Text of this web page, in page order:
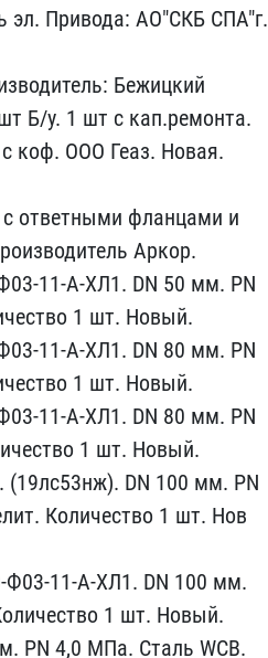
эл. При​вода: АО"СКБ СПА"г.
Бежицкий
Б/у. 1 шт с кап.​ремонта.
коф. ООО Геаз. Новая.
ответными фланц​ами и
Аркор.
11-А-ХЛ1. D​N 50 мм. PN
1 шт. Новый.
11-А-Х​Л1. DN 80 мм. PN
1 шт. Н​овый.
​11-А-ХЛ1. DN 80 мм. PN
1​ шт. Новый.
DN 100 ​мм. PN
Количество 1 шт. Нов​
Ф03-1​1-А-ХЛ1. DN 100 мм.
1​ шт. Новый.
PN 4,0 МПа. Сталь ​WCB.